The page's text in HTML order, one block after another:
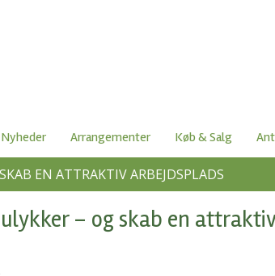
Nyheder Arrangementer Køb & Salg
EN ATTRAKTIV ARBEJDSPLADS
– og skab en attraktiv